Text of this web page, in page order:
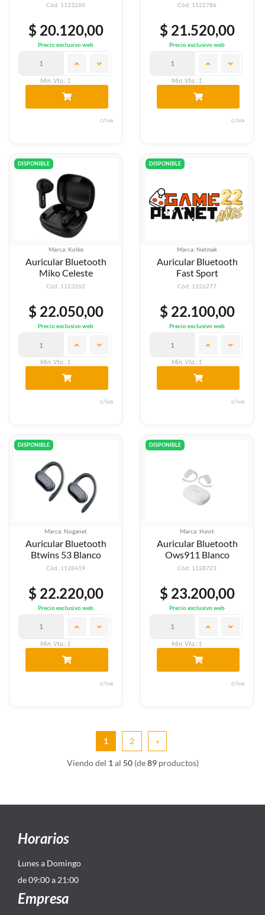
Cód: 1123260
$ 20.120,00
Precio exclusivo web
Min. Vta.: 1
c/iva
Cód: 1122786
$ 21.520,00
Precio exclusivo web
Min. Vta.: 1
c/iva
DISPONIBLE
Marca: Kolke
Auricular Bluetooth
Miko Celeste
Cód: 1123262
$ 22.050,00
Precio exclusivo web
Min. Vta.: 1
c/iva
DISPONIBLE
Marca: Netmak
Auricular Bluetooth
Fast Sport
Cód: 1126277
$ 22.100,00
Precio exclusivo web
Min. Vta.: 1
c/iva
DISPONIBLE
Marca: Noganet
Auricular Bluetooth
Btwins 53 Blanco
Cód: 1128419
$ 22.220,00
Precio exclusivo web
Min. Vta.: 1
c/iva
DISPONIBLE
Marca: Havit
Auricular Bluetooth
Ows911 Blanco
Cód: 1128723
$ 23.200,00
Precio exclusivo web
Min. Vta.: 1
c/iva
1 2 »
Viendo del 1 al 50(de89productos)
Horarios
Lunes a Domingo
de 09:00 a 21:00
Empresa